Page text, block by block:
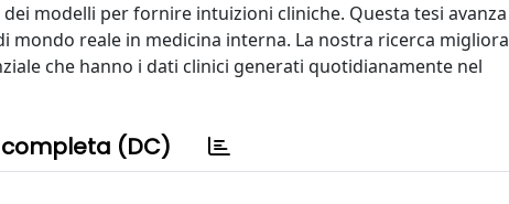
modelli per fornire intuizioni cliniche. Questa tesi avanza
mondo reale in medicina interna. La nostra ricerca migliora
che hanno i dati clinici generati quotidianamente nel
(DC)